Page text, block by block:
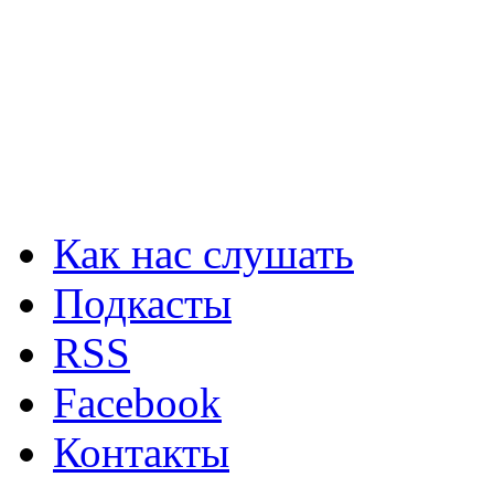
Как нас слушать
Подкасты
RSS
Facebook
Контакты